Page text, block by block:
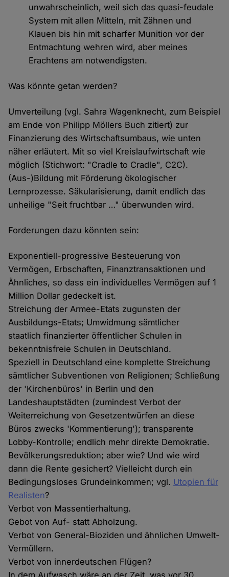
unwahrscheinlich, weil sich das quasi-feudale
System mit allen Mitteln, mit Zähnen und
Klauen bis hin mit scharfer Munition vor der
Entmachtung wehren wird, aber meines
Erachtens am notwendigsten.
Was könnte getan werden?
Umverteilung (vgl. Sahra Wagenknecht, zum Beispiel
am Ende von Philipp Möllers Buch zitiert) zur
Finanzierung des Wirtschaftsumbaus, wie unten
näher erläutert. Mit so viel Kreislaufwirtschaft wie
möglich (Stichwort: "Cradle to Cradle", C2C).
(Aus-)Bildung mit Förderung ökologischer
Lernprozesse. Säkularisierung, damit endlich das
unheilige "Seit fruchtbar …" überwunden wird.
Forderungen dazu könnten sein:
Exponentiell-progressive Besteuerung von
Vermögen, Erbschaften, Finanztransaktionen und
Ähnliches, so dass ein individuelles Vermögen auf 1
Million Dollar gedeckelt ist.
Streichung der Armee-Etats zugunsten der
Ausbildungs-Etats; Umwidmung sämtlicher
staatlich finanzierter öffentlicher Schulen in
bekenntnisfreie Schulen in Deutschland.
Speziell in Deutschland eine komplette Streichung
sämtlicher Subventionen von Religionen; Schließung
der 'Kirchenbüros' in Berlin und den
Landeshauptstädten (zumindest Verbot der
Weiterreichung von Gesetzentwürfen an diese
Büros zwecks 'Kommentierung'); transparente
Lobby-Kontrolle; endlich mehr direkte Demokratie.
Bevölkerungsreduktion; aber wie? Und wie wird
dann die Rente gesichert? Vielleicht durch ein
Bedingungsloses Grundeinkommen; vgl. Utopien für
Realisten?
Verbot von Massentierhaltung.
Gebot von Auf- statt Abholzung.
Verbot von General-Bioziden und ähnlichen Umwelt-
Vermüllern.
Verbot von innerdeutschen Flügen?